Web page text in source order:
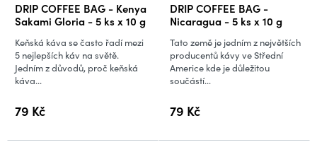
DRIP COFFEE BAG - Kenya
Sakami Gloria - 5 ks x 10 g
79 Kč
Keňská káva se často řadí mezi
5 nejlepších káv na světě.
Jedním z důvodů, proč keňská
káva...
DRIP COFFEE BAG -
Nicaragua - 5 ks x 10 g
79 Kč
Tato země je jedním z největších
producentů kávy ve Střední
Americe kde je důležitou
součástí...